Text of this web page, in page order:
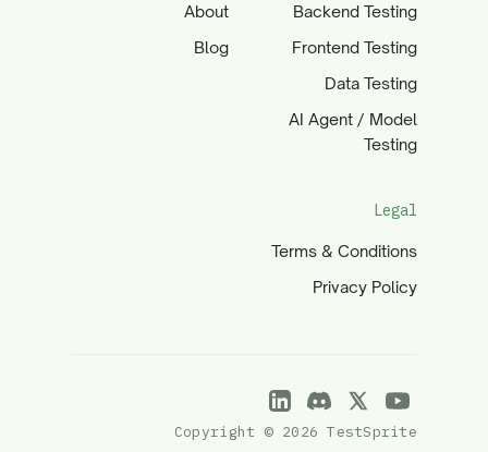
Backend Testing
Frontend Testing
Data Testing
AI Agent / Model
Testing
About
Blog
Legal
Terms & Conditions
Privacy Policy
Copyright © 2026 TestSprite